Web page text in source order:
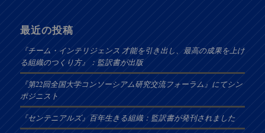
最近の投稿
『チーム・インテリジェンス 才能を引き出し、最高の成果を上げ
る組織のつくり方』：監訳書が出版
『第22回全国大学コンソーシアム研究交流フォーラム』にてシン
ポジニスト
『センテニアルズ』百年生きる組織：監訳書が発刊されました